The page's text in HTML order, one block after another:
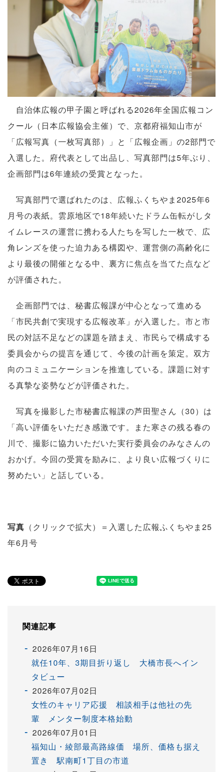
自治体広報の甲子園と呼ばれる2026年全国広報コン
クール（日本広報協会主催）で、京都府福知山市が
「広報写真（一枚写真部）」と「広報企画」の2部門で
入選した。府代表として出品し、写真部門は5年ぶり、
企画部門は6年連続の受賞となった。
写真部門で選ばれたのは、広報ふくちやま2025年6
月号の表紙。雲原地区で18年続いたドラム缶転がしタ
イムレースの運営に携わる人たちを写した一枚で、広
角レンズを使った迫力ある構図や、運営側の高齢化に
より最後の開催となる中、裏方に焦点を当てた点など
が評価された。
企画部門では、秘書広報課が中心となって進める
「市民共創で実現する広報改革」が入選した。市と市
民の対話不足などの課題を踏まえ、市民らで構成する
委員会からの提言を通じて、今後の計画を策定。双方
向のコミュニケーションを推進している。課題に対す
る真摯な姿勢などが評価された。
写真を撮影した市秘書広報課の芦田聖さん（30）は
「高い評価をいただき感激です。また寒さの残る春の
川で、撮影に協力いただいた実行委員会のみなさんの
おかげ。今回の受賞を励みに、より良い広報づくりに
努めたい」と話している。
写真 （クリックで拡大）＝入選した広報ふくちやま25
年6月号
関連記事
2026年07月16日
就任10年、3期目折り返し 大橋市長へイン
タビュー
2026年07月02日
女性のキャリア応援 相談相手は他社の先
輩 メンター制度本格始動
2026年07月01日
福知山・綾部最高路線価 場所、価格も据え
置き 駅南町1丁目の市道